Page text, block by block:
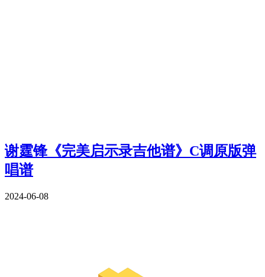
谢霆锋《完美启示录吉他谱》C调原版弹
唱谱
2024-06-08